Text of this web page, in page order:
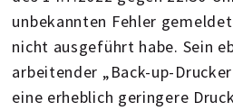
unbekannten Fehler
nicht ausgeführt habe. Sein
arbeitender „Back-up-
eine erheblich geringere